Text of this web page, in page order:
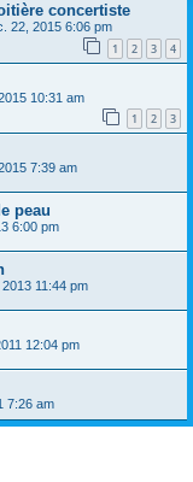
concertiste
22, 2015 6:06 pm
1 2 3 4
10:31 am
1 2 3
7:39 am
peau
6:00 pm
11:44 pm
12:04 pm
7:26 am